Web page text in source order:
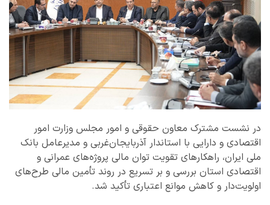
در نشست مشترک معاون حقوقی و امور مجلس وزارت امور
اقتصادی و دارایی با استاندار آذربایجان‌غربی و مدیرعامل بانک
ملی ایران، راهکارهای تقویت توان مالی پروژه‌های عمرانی و
اقتصادی استان بررسی و بر تسریع در روند تأمین مالی طرح‌های
اولویت‌دار و کاهش موانع اعتباری تأکید شد.